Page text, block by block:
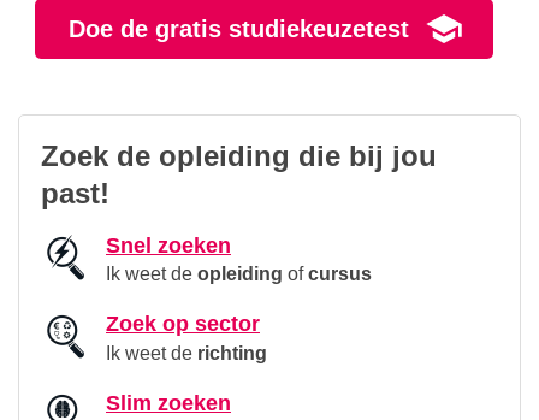
Doe de gratis studiekeuzetest
Zoek de opleiding die bij jou
past!
Snel zoeken
Ik weet de opleiding ofcursus
Zoek op sector
Ik weet de richting
Slim zoeken